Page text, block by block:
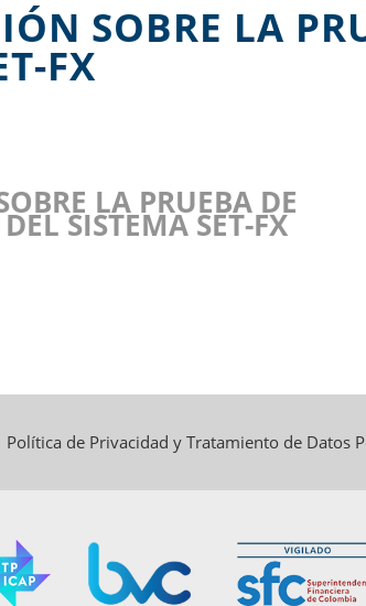
SOBRE LA
FX
LA PRUEBA DE
SISTEMA SET-FX
Política de Privacidad y Tratamiento de Datos